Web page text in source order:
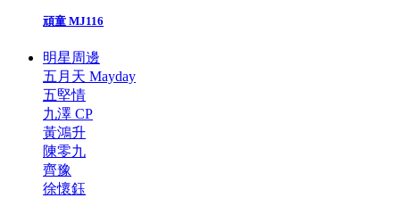
頑童 MJ116
明星周邊
五月天 Mayday
五堅情
九澤 CP
黃鴻升
陳零九
齊豫
徐懷鈺